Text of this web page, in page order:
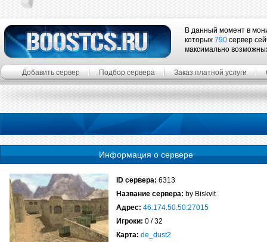
В данный момент в
которых 790 сервер
максимально
Добавить сервер Подбор сервера Заказ платной услуги
Информация о сервере
ID сервера: 6313
Название сервера: by Biskvit
Адрес: 46.174.50.50:27015
Игроки: 0 / 32
Карта: de_dust2